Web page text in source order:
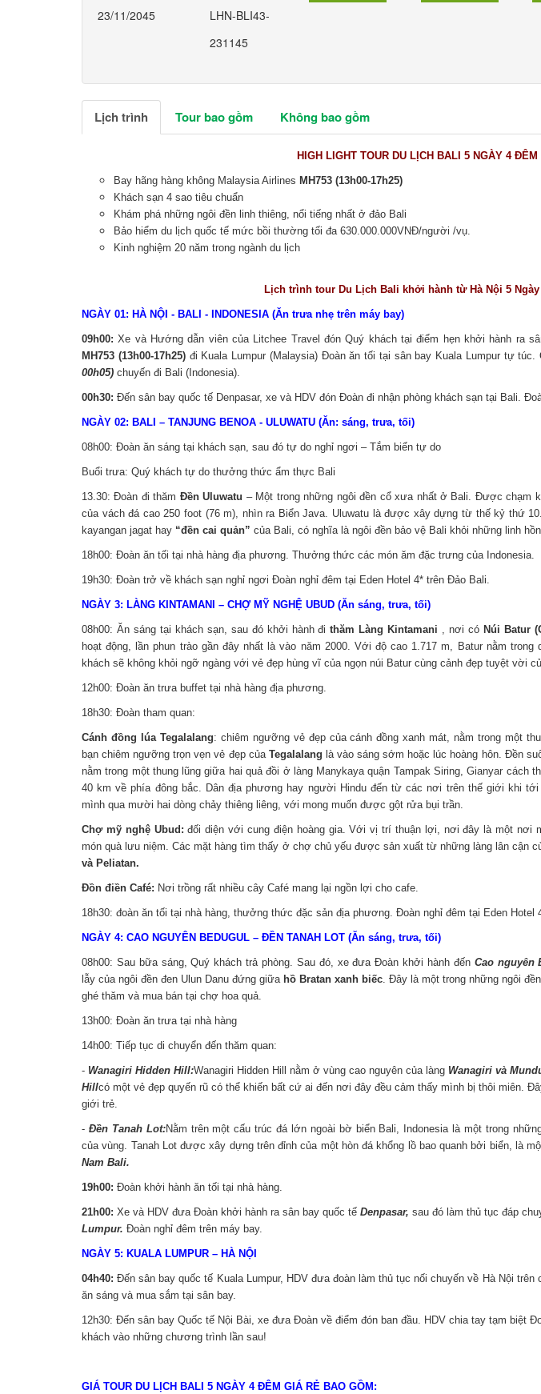
23/11/2045
LHN-BLI43-
231145
Lịch trình Tour bao gồm Không bao gồm
HIGH LIGHT TOUR DU LỊCH BALI 5 NGÀY 4 ĐÊM
Bay hãng hàng không Malaysia Airlines MH753 (13h00-17h25)
Khách sạn 4 sao tiêu chuẩn
Khám phá những ngôi đền linh thiêng, nổi tiếng nhất ở đảo Bali
Bảo hiểm du lịch quốc tế mức bồi thường tối đa 630.000.000VNĐ/người /vụ.
Kinh nghiệm 20 năm trong ngành du lịch
Lịch trình tour Du Lịch Bali khởi hành từ Hà Nội 5 Ngày
NGÀY 01: HÀ NỘI - BALI - INDONESIA (Ăn trưa nhẹ trên máy bay)
09h00: Xe và Hướng dẫn viên của Litchee Travel đón Quý khách tại điểm hẹn khởi hành ra
MH753 (13h00-17h25)đi Kuala Lumpur (Malaysia) Đoàn ăn tối tại sân bay Kuala Lumpur tự túc.
00h05) chuyến đi Bali (Indonesia).
00h30: Đến sân bay quốc tế Denpasar, xe và HDV đón Đoàn đi nhận phòng khách sạn tại Bali.
NGÀY 02: BALI – TANJUNG BENOA - ULUWATU (Ăn: sáng, trưa, tối)
08h00: Đoàn ăn sáng tại khách sạn, sau đó tự do nghỉ ngơi – Tắm biển tự do
Buổi trưa: Quý khách tự do thưởng thức ẩm thực Bali
13.30: Đoàn đi thăm Đền Uluwatu – Một trong những ngôi đền cổ xưa nhất ở Bali. Được chạm
của vách đá cao 250 foot (76 m), nhìn ra Biển Java. Uluwatu là được xây dựng từ thế kỷ thứ
kayangan jagat hay “đền cai quản” của Bali, có nghĩa là ngôi đền bảo vệ Bali khỏi những linh
18h00: Đoàn ăn tối tại nhà hàng địa phương. Thưởng thức các món ăm đặc trưng của Indonesia.
19h30: Đoàn trở về khách sạn nghỉ ngơi Đoàn nghỉ đêm tại Eden Hotel 4* trên Đảo Bali.
NGÀY 3: LÀNG KINTAMANI – CHỢ MỸ NGHỆ UBUD (Ăn sáng, trưa, tối)
08h00: Ăn sáng tại khách sạn, sau đó khởi hành đithăm Làng Kintamani , nơi có Núi Batur
hoạt động, lần phun trào gần đây nhất là vào năm 2000. Với độ cao 1.717 m, Batur nằm
khách sẽ không khỏi ngỡ ngàng với vẻ đẹp hùng vĩ của ngọn núi Batur cùng cảnh đẹp tuyệt vời
12h00: Đoàn ăn trưa buffet tại nhà hàng địa phương.
18h30: Đoàn tham quan:
Cánh đồng lúa Tegalalang: chiêm ngưỡng vẻ đẹp của cánh đồng xanh mát, nằm trong một
bạn chiêm ngưỡng trọn vẹn vẻ đẹp của Tegalalang là vào sáng sớm hoặc lúc hoàng hôn. Đền
nằm trong một thung lũng giữa hai quả đồi ở làng Manykaya quận Tampak Siring, Gianyar cách
40 km về phía đông bắc. Dân địa phương hay người Hindu đến từ các nơi trên thế giới khi
mình qua mười hai dòng chảy thiêng liêng, với mong muốn được gột rửa bụi trần.
Chợ mỹ nghệ Ubud: đối diện với cung điện hoàng gia. Với vị trí thuận lợi, nơi đây là một nơi
món quà lưu niệm. Các mặt hàng tìm thấy ở chợ chủ yếu được sản xuất từ những làng lân cận
và Peliatan.
Đồn điền Café: Nơi trồng rất nhiều cây Café mang lại ngồn lợi cho cafe.
18h30: đoàn ăn tối tại nhà hàng, thưởng thức đặc sản địa phương. Đoàn nghỉ đêm tại Eden Hotel
NGÀY 4: CAO NGUYÊN BEDUGUL – ĐỀN TANAH LOT (Ăn sáng, trưa, tối)
08h00: Sau bữa sáng, Quý khách trả phòng. Sau đó, xe đưa Đoàn khởi hành đến Cao nguyên
lẫy của ngôi đền đen Ulun Danu đứng giữa hồ Bratan xanh biếc. Đây là một trong những ngôi
ghé thăm và mua bán tại chợ hoa quả.
13h00: Đoàn ăn trưa tại nhà hàng
14h00: Tiếp tục di chuyển đến thăm quan:
- Wanagiri Hidden Hill:Wanagiri Hidden Hill nằm ở vùng cao nguyên của làng Wanagiri và
Hillcó một vẻ đẹp quyến rũ có thể khiến bất cứ ai đến nơi đây đều cảm thấy mình bị thôi miên.
giới trẻ.
- Đền Tanah Lot:Nằm trên một cấu trúc đá lớn ngoài bờ biển Bali, Indonesia là một trong
của vùng. Tanah Lot được xây dựng trên đỉnh của một hòn đá khổng lồ bao quanh bởi biển, là
Nam Bali.
19h00: Đoàn khởi hành ăn tối tại nhà hàng.
21h00: Xe và HDV đưa Đoàn khởi hành ra sân bay quốc tế Denpasar, sau đó làm thủ tục đáp
Lumpur. Đoàn nghỉ đêm trên máy bay.
NGÀY 5: KUALA LUMPUR – HÀ NỘI
04h40: Đến sân bay quốc tế Kuala Lumpur, HDV đưa đoàn làm thủ tục nối chuyến về Hà Nội trên
ăn sáng và mua sắm tại sân bay.
12h30: Đến sân bay Quốc tế Nội Bài, xe đưa Đoàn về điểm đón ban đầu. HDV chia tay tạm biệt
khách vào những chương trình lần sau!
GIÁ TOUR DU LỊCH BALI 5 NGÀY 4 ĐÊM GIÁ RẺ BAO GỒM: